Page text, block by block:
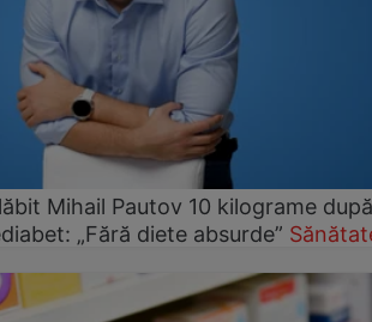
Mihail Pautov 10 kilograme
„Fără diete absurde”